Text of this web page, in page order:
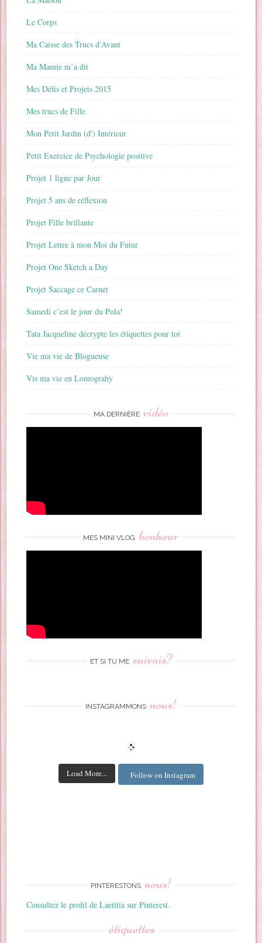
Le Corps
Ma Caisse des Trucs d'Avant
Ma Mamie m’a dit
Mes Défis et Projets 2015
Mes trucs de Fille
Mon Petit Jardin (d') Intérieur
Petit Exercice de Psychologie positive
Projet 1 ligne par Jour
Projet 5 ans de réflexion
Projet Fille brillante
Projet Lettre à mon Moi du Futur
Projet One Sketch a Day
Projet Saccage ce Carnet
Samedi c’est le jour du Pola!
Tata Jacqueline décrypte les étiquettes pour toi
Vie ma vie de Blogueuse
Vis ma vie en Lomograhy
MA DERNIÈRE vidéo
MES MINI VLOG bonheur
ET SI TU ME suivais?
INSTAGRAMMONS nous!
Load More... Follow on Instagram
PINTERESTONS nous!
Consultez le profil de Laetitia sur Pinterest.
étiquettes